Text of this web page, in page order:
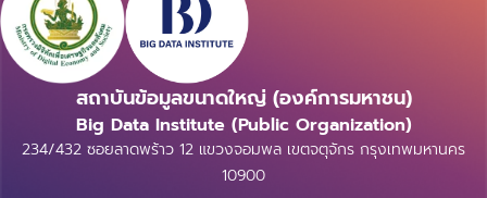
สถาบันข้อมูลขนาดใหญ่ (องค์การมหาชน)
Big Data Institute (Public Organization)
234/432 ซอยลาดพร้าว 12 แขวงจอมพล เขตจตุจักร กรุงเทพมหานคร
10900